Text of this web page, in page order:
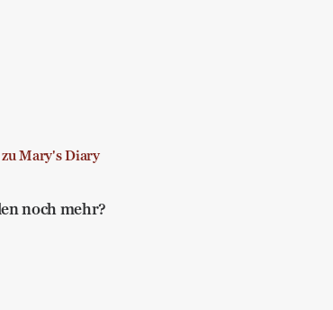
Mary's Diary
noch mehr?